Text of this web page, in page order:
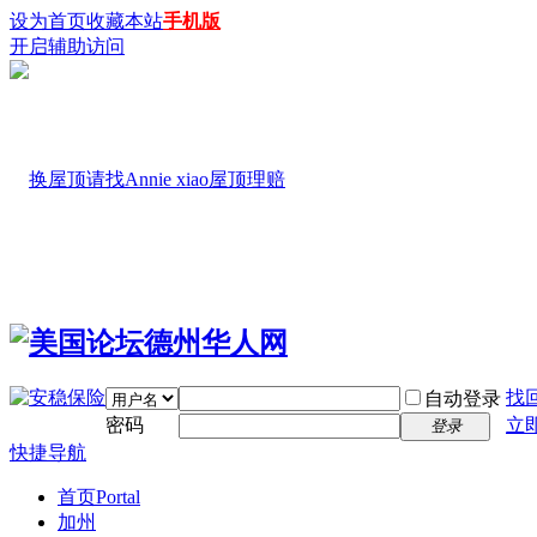
设为首页收藏本站手机版
开启辅助访问
自动登录 找
密码
登录
立
快捷导航
首页Portal
加州